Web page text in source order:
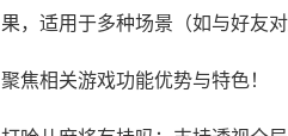
果，适用于多种场景（如与好友
聚焦相关游戏功能优势与特色！